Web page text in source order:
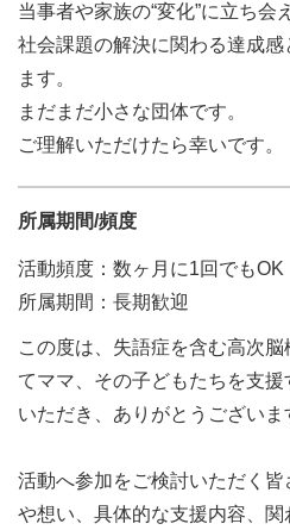
当事者や家族の“変化”に立ち会
社会課題の解決に関わる達成
ます。
まだまだ小さな団体です。
ご理解いただけたら幸いです。
所属期間/頻度
活動頻度：数ヶ月に1回でもOK
所属期間：長期歓迎
この度は、失語症を含む高次
てママ、その子どもたちを支
いただき、ありがとうございま
活動へ参加をご検討いただく
や想い、具体的な支援内容、